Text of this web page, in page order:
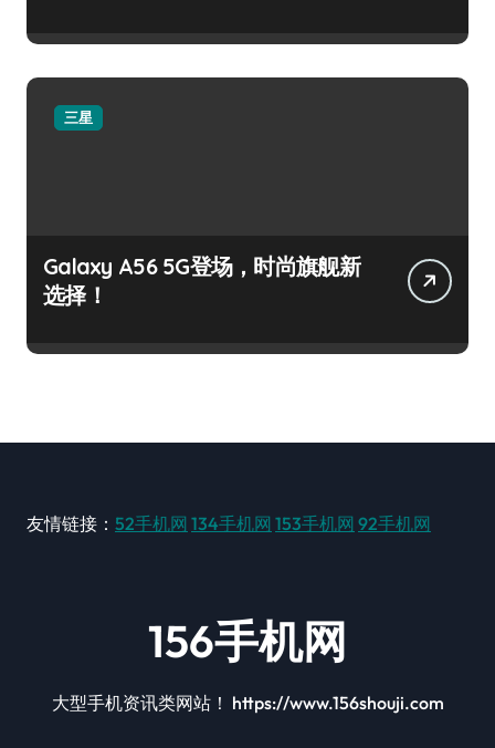
三星
Galaxy A56 5G登场，时尚旗舰新
选择！
友情链接： 52手机网 134手机网 153手机网 92手机网
156手机网
大型手机资讯类网站！ https://www.156shouji.com